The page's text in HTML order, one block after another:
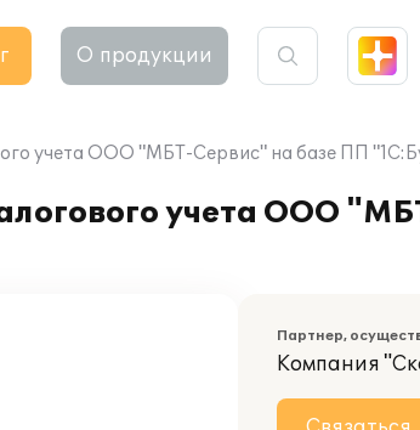
О продукции
учета ООО "МБТ-Сервис" на базе ПП
учета ООО
Партнер,
Компания